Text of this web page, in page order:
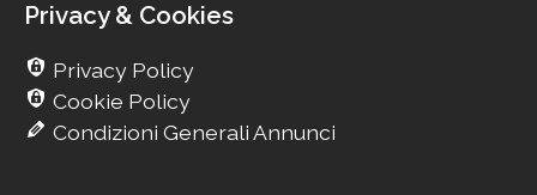
Privacy & Cookies
Privacy Policy
Cookie Policy
Condizioni Generali Annunci